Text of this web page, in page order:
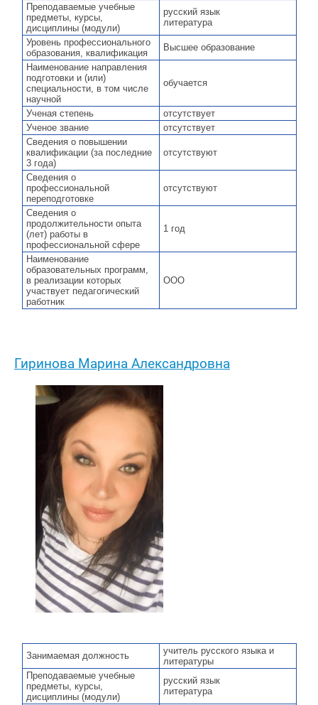
Преподаваемые учебные
предметы, курсы,
дисциплины (модули)
русский язык
литература
Уровень профессионального
образования, квалификация
Высшее образование
Наименование направления
подготовки и (или)
специальности, в том числе
научной
обучается
Ученая степень
отсутствует
Ученое звание
отсутствует
Сведения о повышении
квалификации (за последние
3 года)
отсутствуют
Сведения о
профессиональной
переподготовке
отсутствуют
Сведения о
продолжительности опыта
(лет) работы в
профессиональной сфере
1 год
Наименование
образовательных программ,
в реализации которых
участвует педагогический
работник
ООО
Гиринова Марина Александровна
Занимаемая должность
учитель русского языка и
литературы
Преподаваемые учебные
предметы, курсы,
дисциплины (модули)
русский язык
литература